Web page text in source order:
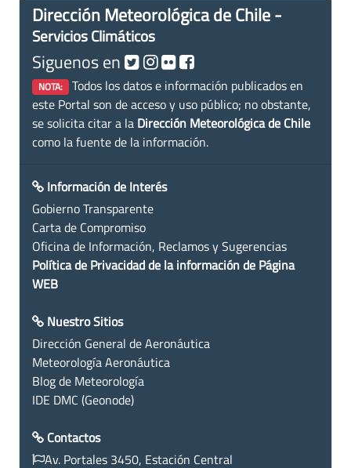
Dirección Meteorológica de Chile -
Servicios Climáticos
Siguenos en
NOTA: Todos los datos e información publicados en
este Portal son de acceso y uso público; no obstante,
se solicita citar a la Dirección Meteorológica de Chile
como la fuente de la información.
Información de Interés
Gobierno Transparente
Carta de Compromiso
Oficina de Información, Reclamos y Sugerencias
Política de Privacidad de la información de Página
WEB
Nuestro Sitios
Dirección General de Aeronáutica
Meteorología Aeronáutica
Blog de Meteorología
IDE DMC (Geonode)
Contactos
Av. Portales 3450, Estación Central